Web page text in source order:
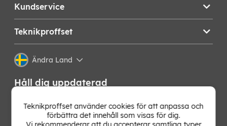
Kundservice
Teknikproffset
Ändra Land
Håll dig uppdaterad
Få de senaste nyheterna, hetaste erbjudandena och
bästa tipsen från oss direkt i din mejlkorg. Signa upp på
vårt nyhetsbrev!
Teknikproffset använder cookies för att anpassa och
förbättra det innehåll som visas för dig.